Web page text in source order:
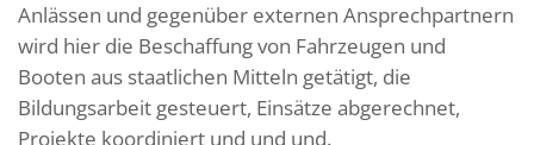
Anlässen und gegenüber externen Ansprechpartnern
wird hier die Beschaffung von Fahrzeugen und
Booten aus staatlichen Mitteln getätigt, die
Bildungsarbeit gesteuert, Einsätze abgerechnet,
Projekte koordiniert und und und.